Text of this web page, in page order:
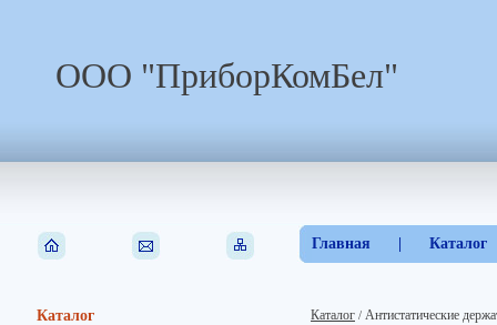
ООО "ПриборКомБел"
Главная Каталог
Каталог Каталог / Антистатические